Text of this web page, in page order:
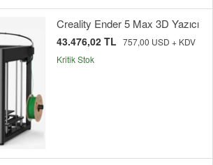
Creality Ender 5 Max 3D Yazıcı
43.476,02 TL 757,00 USD + KDV
Kritik Stok